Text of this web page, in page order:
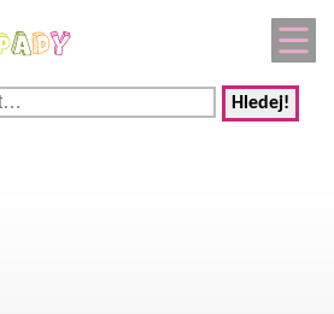
Hledej!